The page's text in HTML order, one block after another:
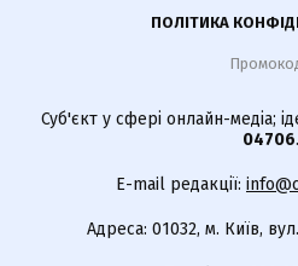
ПОЛІТИКА
Суб'єкт у сфері онлайн-медіа;
04706.
E-mail редакції:
Адреса: 01032, м. Київ,